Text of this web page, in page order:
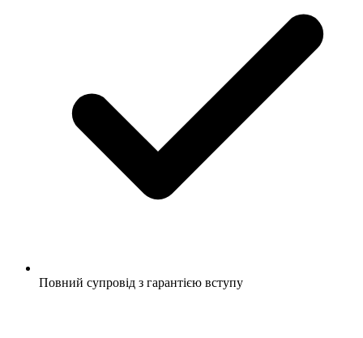
Повний супровід з гарантією вступу